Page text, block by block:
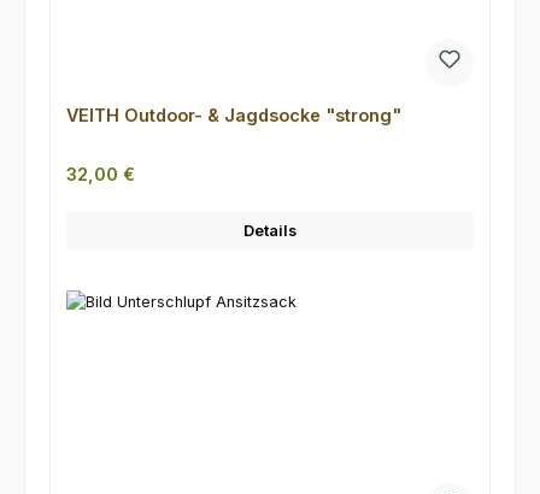
VEITH Outdoor- & Jagdsocke "strong"
Regulärer Preis:
32,00 €
Details